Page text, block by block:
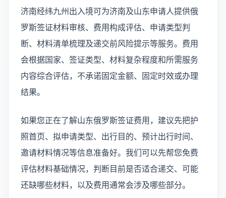
济南经纬九州出入境可为济南及山东申请人提供俄
罗斯签证材料审核、费用构成评估、申请类型判
断、材料清单梳理及递交前风险提示等服务。费用
会根据国家、签证类型、材料复杂程度和所需服务
内容综合评估，不承诺固定金额、固定时效或办理
结果。
如果您正在了解山东俄罗斯签证费用，建议先把护
照首页、拟申请类型、出行目的、预计出行时间、
邀请材料情况等信息准备好。我们可以先帮您免费
评估材料基础情况，判断目前是否适合递交、可能
还缺哪些材料，以及费用通常会涉及哪些部分。